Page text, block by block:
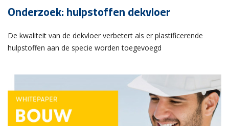
Onderzoek: hulpstoffen dekvloer
De kwaliteit van de dekvloer verbetert als er plastificerende
hulpstoffen aan de specie worden toegevoegd